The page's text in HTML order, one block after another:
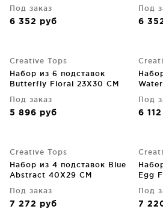
Под заказ
6 352 руб
Под
6
Creative Tops
Набор из 6 подставок
Butterfly Floral 23X30 CM
Под заказ
5 896 руб
Под
6 112
Creative Tops
Набор из 4 подставок Blue
Abstract 40X29 CM
Под заказ
7 272 руб
Egg
Под
7